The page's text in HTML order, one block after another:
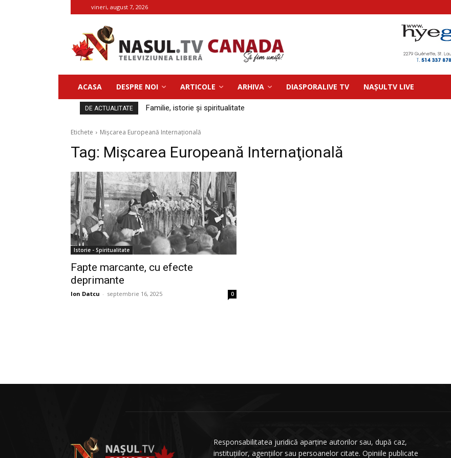
vineri, august 7, 2026
ACASA DESPRE NOI ARTICOLE ARHIVA DIASPORALIVE TV NAȘULTV LIVE
DE ACTUALITATE Familie, istorie și spiritualitate
Etichete Mişcarea Europeană Internaţională
Tag: Mişcarea Europeană Internaţională
Istorie - Spiritualitate
Fapte marcante, cu efecte
deprimante
Ion Datcu - septembrie 16, 2025 0
Responsabilitatea juridică aparține autorilor sau, după caz,
instituțiilor, agențiilor sau persoanelor citate. Opiniile publicate